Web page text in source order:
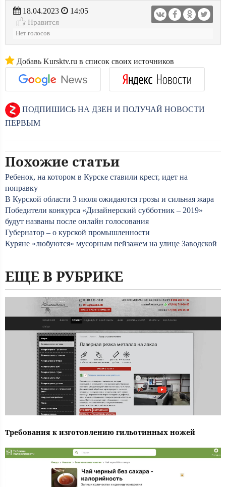
18.04.2023
14:05
Нравится
Нет голосов
Добавь Kursktv.ru в список своих источников
ПОДПИШИСЬ НА ДЗЕН И ПОЛУЧАЙ НОВОСТИ
ПЕРВЫМ
Похожие статьи
Ребенок, на котором в Курске ставили крест, идет на
поправку
В Курской области 3 июля ожидаются грозы и сильная жара
Победители конкурса «Дизайнерский субботник – 2019»
будут названы после онлайн голосования
Губернатор – о курской промышленности
Куряне «любуются» мусорным пейзажем на улице Заводской
ЕЩЕ В РУБРИКЕ
Требования к изготовлению гильотинных ножей